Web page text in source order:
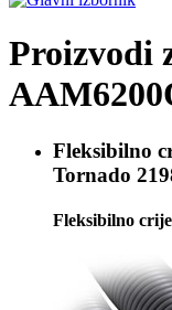
Proizvodi
Fleksibilno
Tornado
Fleksibilno